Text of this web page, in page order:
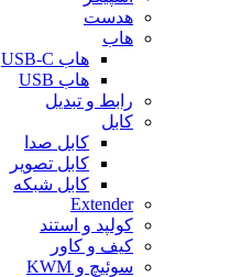
هدست
هاب
هاب USB-C
هاب USB
رابط و تبدیل
کابل
کابل صدا
کابل تصویر
کابل شبکه
Extender
کولپد و استند
کیف و کاور
سوئیچ و KWM